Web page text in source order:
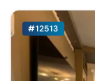
#12513